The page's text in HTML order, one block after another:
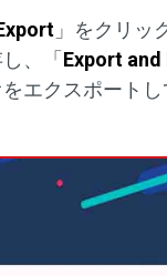
」をクリッ
、「 Export and
エクスポート